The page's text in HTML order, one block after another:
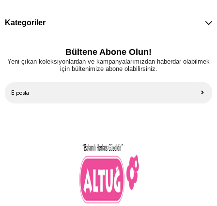
Kategoriler
Bültene Abone Olun!
Yeni çıkan koleksiyonlardan ve kampanyalarımızdan haberdar olabilmek
için bültenimize abone olabilirsiniz.